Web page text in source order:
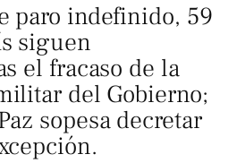
paro indefinido, 59
siguen
el fracaso de la
del Gobierno;
sopesa decretar